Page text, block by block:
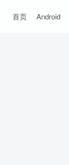
首页 Android